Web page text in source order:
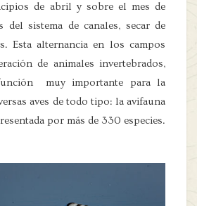
de abril y sobre el mes de
del sistema de canales, secar de
Esta alternancia en los campos
de animales invertebrados,
muy importante para la
aves de todo tipo: la avifauna
por más de 330 especies.